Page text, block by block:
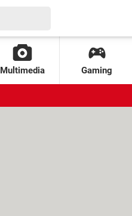
Multimedia Gaming